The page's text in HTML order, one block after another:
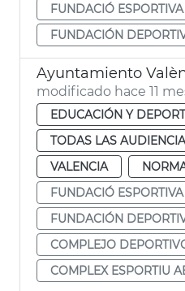
FUNDACIÓ ESPORTIVA
FUNDACIÓN
modificado hace 11
EDUCACIÓN Y
TODAS LAS
VALENCIA
FUNDACIÓ ESPORTIVA
FUNDACIÓN
COMPLEJO
COMPLEX ESPORTIU